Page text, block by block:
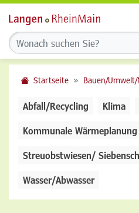
Startseite Bauen/
Abfall/Recycling Klima
Kommunale Wärmeplanung
Streuobstwiesen/
Wasser/Abwasser